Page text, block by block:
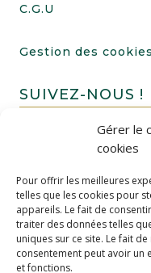
Gérer le
cookies
Pour offrir les meilleures
telles que les cookies pour
appareils. Le fait de
traiter des données telles
uniques sur ce site. Le fait
consentement peut avoir un
et fonctions.
C.G.U
Gestion des cookies
SUIVEZ-NOUS !
FAIRE UN DON